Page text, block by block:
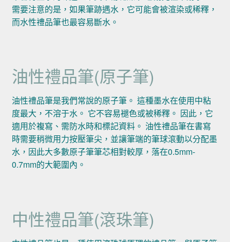
需要注意的是，如果筆跡遇水，它可能會被渲染或稀釋，
而水性禮品筆也最容易斷水。
油性禮品筆(原子筆)
油性禮品筆是我們常說的原子筆。 這種墨水在使用中粘
度最大，不溶于水。 它不容易褪色或被稀釋。 因此，它
適用於複寫、需防水時和標記資料。 油性禮品筆在書寫
時需要稍微用力按壓筆尖，並讓筆端的筆球滾動以分配墨
水，因此大多數原子筆筆芯相對較厚，落在0.5mm-
0.7mm的大範圍內。
中性禮品筆(滾珠筆)